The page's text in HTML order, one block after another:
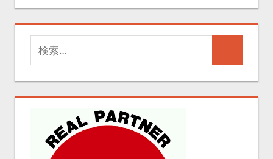
索
対
象: